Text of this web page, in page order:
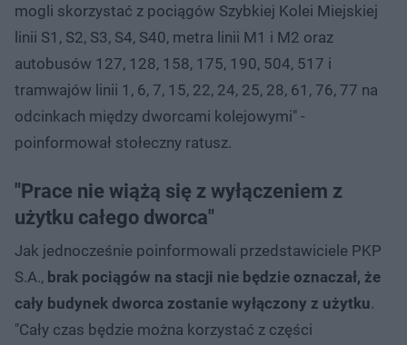
mogli skorzystać z pociągów Szybkiej Kolei Miejskiej
linii S1, S2, S3, S4, S40, metra linii M1 i M2 oraz
autobusów 127, 128, 158, 175, 190, 504, 517 i
tramwajów linii 1, 6, 7, 15, 22, 24, 25, 28, 61, 76, 77 na
odcinkach między dworcami kolejowymi" -
poinformował stołeczny ratusz.
"Prace nie wiążą się z wyłączeniem z
użytku całego dworca"
Jak jednocześnie poinformowali przedstawiciele PKP
S.A., brak pociągów na stacji nie będzie oznaczał, że
cały budynek dworca zostanie wyłączony z użytku.
"Cały czas będzie można korzystać z części